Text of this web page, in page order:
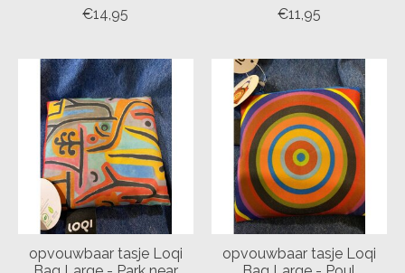
€14,95
€11,95
opvouwbaar tasje Loqi
opvouwbaar tasje Loqi